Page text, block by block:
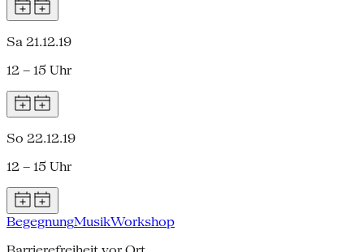
Sa 21.12.19
12 – 15 Uhr
So 22.12.19
12 – 15 Uhr
BegegnungMusikWorkshop